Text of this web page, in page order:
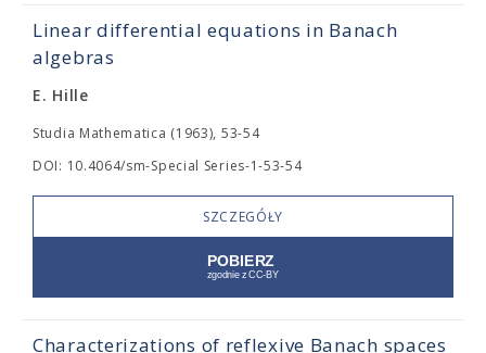
Linear differential equations in Banach
algebras
E. Hille
Studia Mathematica (1963), 53-54
DOI: 10.4064/sm-Special Series-1-53-54
SZCZEGÓŁY
Characterizations of reflexive Banach spaces